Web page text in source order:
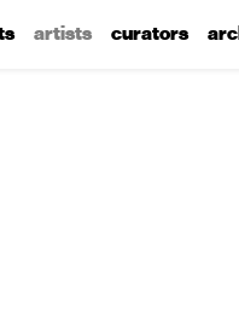
artists curators